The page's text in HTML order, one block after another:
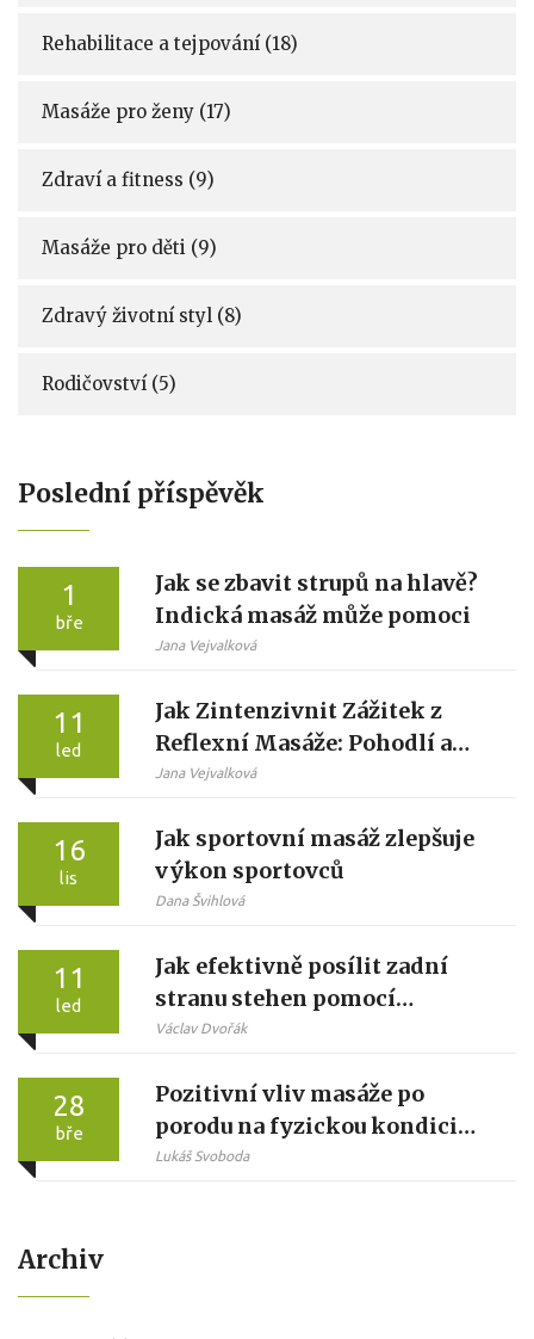
Rehabilitace a tejpování (18)
Masáže pro ženy (17)
Zdraví a fitness (9)
Masáže pro děti (9)
Zdravý životní styl (8)
Rodičovství (5)
Poslední příspěvěk
1
bře
Jak se zbavit strupů na hlavě?
Indická masáž může pomoci
Jana Vejvalková
11
led
Jak Zintenzivnit Zážitek z
Reflexní Masáže: Pohodlí a
Techniky
Jana Vejvalková
16
lis
Jak sportovní masáž zlepšuje
výkon sportovců
Dana Švihlová
11
led
Jak efektivně posílit zadní
stranu stehen pomocí
baňkování
Václav Dvořák
28
bře
Pozitivní vliv masáže po
porodu na fyzickou kondici
žen
Lukáš Svoboda
Archiv